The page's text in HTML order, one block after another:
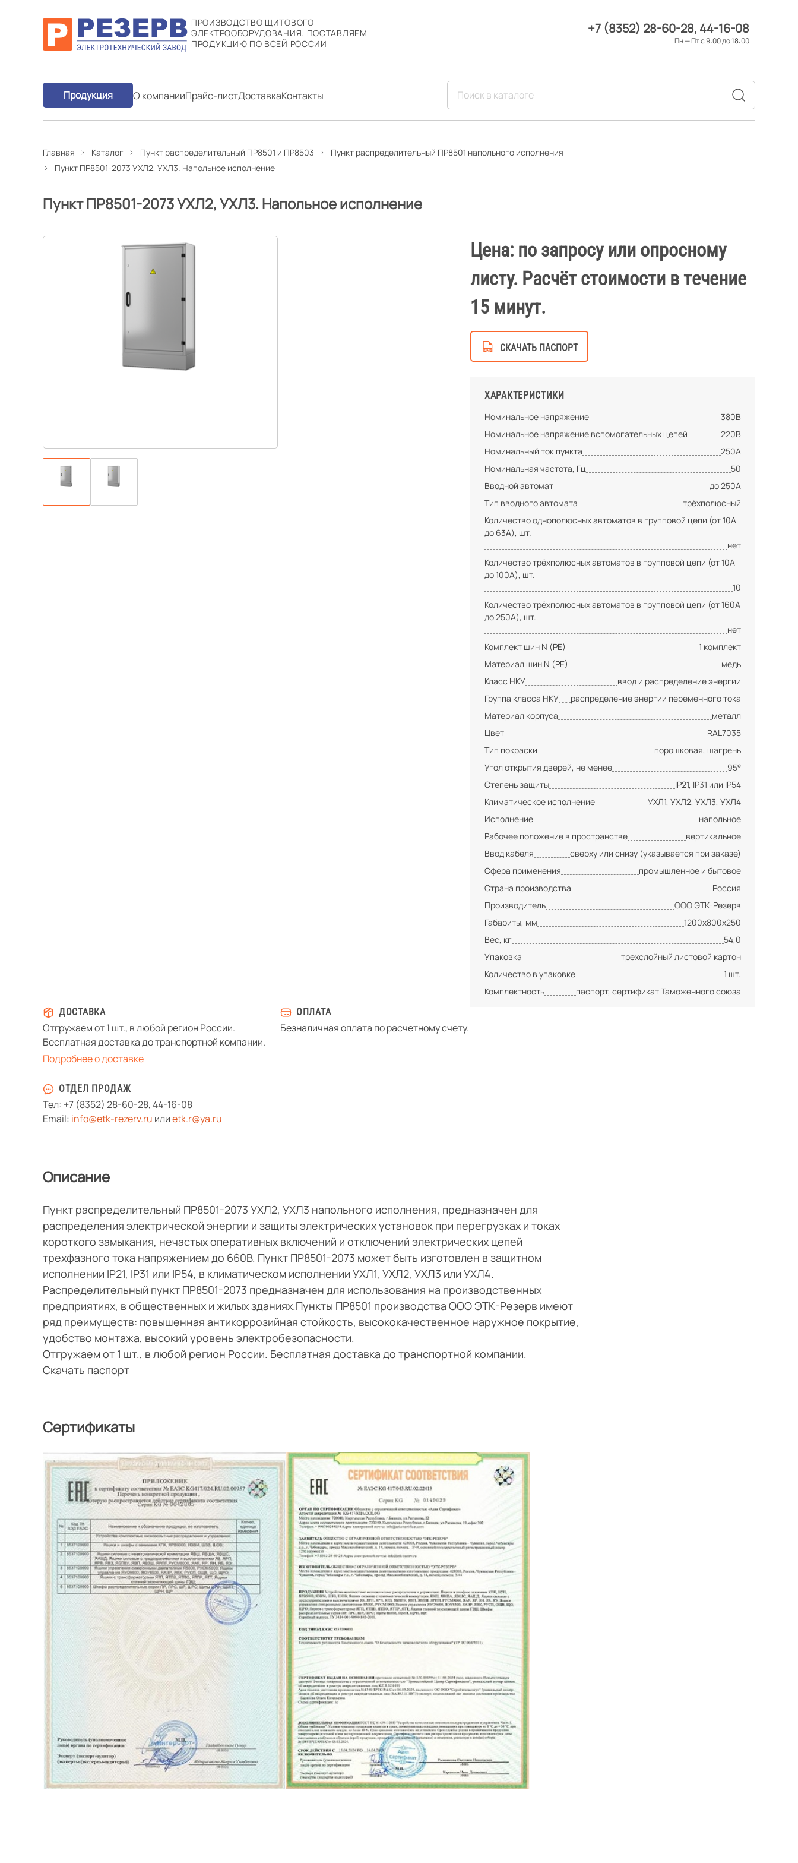
ПРОИЗВОДСТВО ЩИТОВОГО
ЭЛЕКТРООБОРУДОВАНИЯ. ПОСТАВЛЯЕМ
ПРОДУКЦИЮ ПО ВСЕЙ РОССИИ
+7 (8352) 28-60-28 44-16-08
Пн — Пт с 9:00 до 18:00
Продукция О компанииПрайс-листДоставкаКонтакты
Главная Каталог Пункт распределительный ПР8501 и ПР8503
Пункт распределительный ПР8501 напольного исполнения
Пункт ПР8501-2073 УХЛ2, УХЛ3. Напольное исполнение
Пункт ПР8501-2073 УХЛ2, УХЛ3. Напольное исполнение
Цена: по запросу или опросному
листу. Расчёт стоимости в течение
15 минут.
СКАЧАТЬ ПАСПОРТ
ХАРАКТЕРИСТИКИ
Номинальное напряжение
380В
Номинальное напряжение вспомогательных цепей
220В
Номинальный ток пункта
250А
Номинальная частота, Гц
50
Вводной автомат
до 250А
Тип вводного автомата
трёхполюсный
Количество однополюсных автоматов в групповой цепи (от 10А
до 63А), шт.
нет
Количество трёхполюсных автоматов в групповой цепи (от 10А
до 100А), шт.
10
Количество трёхполюсных автоматов в групповой цепи (от 160А
до 250А), шт.
нет
Комплект шин N (PE)
1 комплект
Материал шин N (PE)
медь
Класс НКУ
ввод и распределение энергии
Группа класса НКУ
распределение энергии переменного тока
Материал корпуса
металл
Цвет
RAL7035
Тип покраски
порошковая, шагрень
Угол открытия дверей, не менее
95°
Степень защиты
IP21, IP31 или IP54
Климатическое исполнение
УХЛ1, УХЛ2, УХЛ3, УХЛ4
Исполнение
напольное
Рабочее положение в пространстве
вертикальное
Ввод кабеля
сверху или снизу (указывается при заказе)
Сфера применения
промышленное и бытовое
Страна производства
Россия
Производитель
ООО ЭТК-Резерв
Габариты, мм
1200х800х250
Вес, кг
54,0
Упаковка
трехслойный листовой картон
Количество в упаковке
1 шт.
Комплектность
паспорт, сертификат Таможенного союза
ДОСТАВКА
Отгружаем от 1 шт., в любой регион России.
Бесплатная доставка до транспортной компании.
Подробнее о доставке
ОПЛАТА
Безналичная оплата по расчетному счету.
ОТДЕЛ ПРОДАЖ
Тел: +7 (8352) 28-60-28,44-16-08
Email: info@etk-rezerv.ru илиetk.r@ya.ru
Описание
Пункт распределительный ПР8501-2073 УХЛ2, УХЛ3 напольного исполнения, предназначен для
распределения электрической энергии и защиты электрических установок при перегрузках и токах
короткого замыкания, нечастых оперативных включений и отключений электрических цепей
трехфазного тока напряжением до 660В. Пункт ПР8501-2073 может быть изготовлен в защитном
исполнении IP21, IP31 или IP54, в климатическом исполнении УХЛ1, УХЛ2, УХЛ3 или УХЛ4.
Распределительный пункт ПР8501-2073 предназначен для использования на производственных
предприятиях, в общественных и жилых зданиях.Пункты ПР8501 производства ООО ЭТК-Резерв имеют
ряд преимуществ: повышенная антикоррозийная стойкость, высококачественное наружное покрытие,
удобство монтажа, высокий уровень электробезопасности.
Отгружаем от 1 шт., в любой регион России. Бесплатная доставка до транспортной компании.
Скачать паспорт
Сертификаты